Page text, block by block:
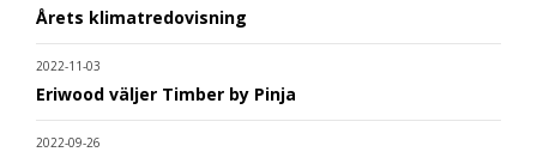
Årets klimatredovisning
2022-11-03
Eriwood väljer Timber by Pinja
2022-09-26